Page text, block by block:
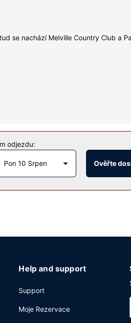
se nachází Melville Country Club a
dobrou zábavu. K vybavení
do 10:00 budete zváni na kompletní
odjezdu:
Pon 10 Srpen Ověřte
Help and support
Support
Moje Rezervace